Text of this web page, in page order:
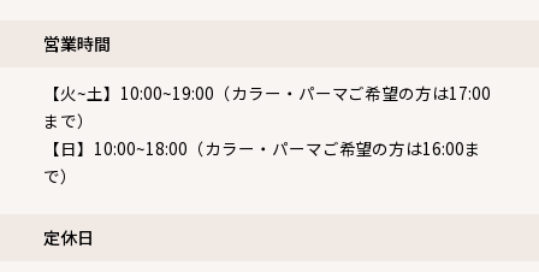
営業時間
【火~土】10:00~19:00（カラー・パーマご希望の方は17:00
まで）
【日】10:00~18:00（カラー・パーマご希望の方は16:00ま
で）
定休⽇